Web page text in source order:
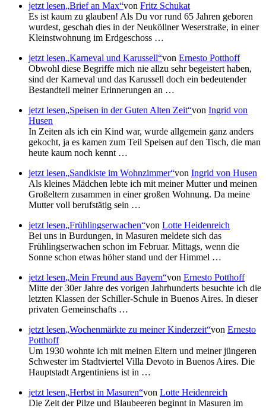
jetzt lesen Brief an Max von Fritz Schukat
Es ist kaum zu glauben! Als Du vor rund 65 Jahren geboren
wurdest, geschah dies in der Neuköllner Weserstraße, in einer
Kleinstwohnung im Erdgeschoss …
jetzt lesen Karneval und Karussell von Ernesto Potthoff
Obwohl diese Begriffe mich nie allzu sehr begeistert haben,
sind der Karneval und das Karussell doch ein bedeutender
Bestandteil meiner Erinnerungen an …
jetzt lesen Speisen in der Guten Alten Zeit von Ingrid von
Husen
In Zeiten als ich ein Kind war, wurde allgemein ganz anders
gekocht, ja es kamen zum Teil Speisen auf den Tisch, die man
heute kaum noch kennt …
jetzt lesen Sandkiste im Wohnzimmer von Ingrid von Husen
Als kleines Mädchen lebte ich mit meiner Mutter und meinen
Großeltern zusammen in einer großen Wohnung. Da meine
Mutter voll berufstätig sein …
jetzt lesen Frühlingserwachen von Lotte Heidenreich
Bei uns in Burdungen, in Masuren meldete sich das
Frühlingserwachen schon im Februar. Mittags, wenn die
Sonne schon etwas höher stand und der Himmel …
jetzt lesen Mein Freund aus Bayern von Ernesto Potthoff
Mitte der 30er Jahre des vorigen Jahrhunderts besuchte ich die
letzten Klassen der Schiller-Schule in Buenos Aires. In dieser
privaten Gemeinschafts …
jetzt lesen Wochenmärkte zu meiner Kinderzeit von Ernesto
Potthoff
Um 1930 wohnte ich mit meinen Eltern und meiner jüngeren
Schwester im Stadtviertel Villa Devoto in Buenos Aires. Die
Hauptstadt Argentiniens ist in …
jetzt lesen Herbst in Masuren von Lotte Heidenreich
Die Zeit der Pilze und Blaubeeren beginnt in Masuren im